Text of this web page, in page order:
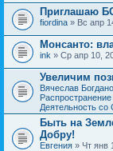
я
т
е
м
а
с
о
д
е
р
ж
и
т
о
п
о
ж
е
н
и
я
Приглашаю
fiordina » Вс апр
Монсанто:
ink » Ср апр 10,
Увеличим
Вячеслав
Деятельность
Быть на
Добру!
Евгения » Чт янв